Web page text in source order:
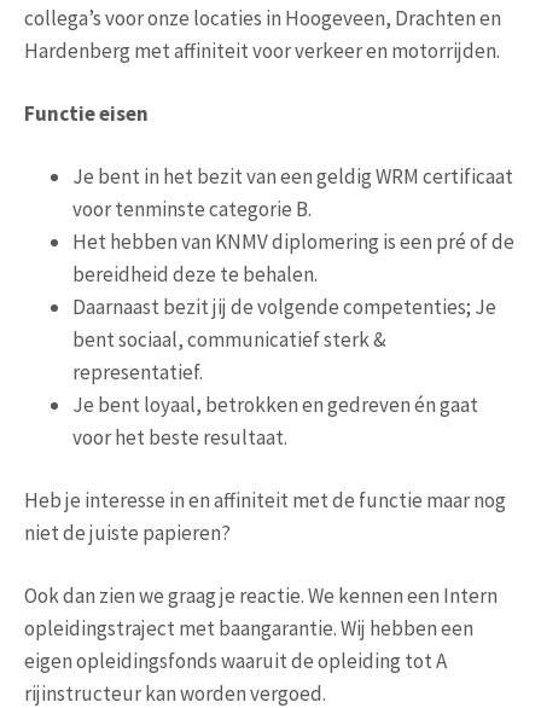
collega’s voor onze locaties in Hoogeveen, Drachten en
Hardenberg met affiniteit voor verkeer en motorrijden.
Functie eisen
Je bent in het bezit van een geldig WRM certificaat
voor tenminste categorie B.
Het hebben van KNMV diplomering is een pré of de
bereidheid deze te behalen.
Daarnaast bezit jij de volgende competenties; Je
bent sociaal, communicatief sterk &
representatief.
Je bent loyaal, betrokken en gedreven én gaat
voor het beste resultaat.
Heb je interesse in en affiniteit met de functie maar nog
niet de juiste papieren?
Ook dan zien we graag je reactie. We kennen een Intern
opleidingstraject met baangarantie. Wij hebben een
eigen opleidingsfonds waaruit de opleiding tot A
rijinstructeur kan worden vergoed.